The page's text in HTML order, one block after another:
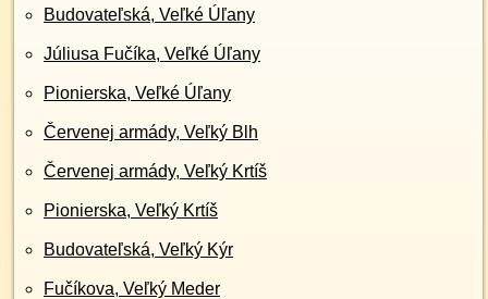
Budovateľská, Veľké Úľany
Júliusa Fučíka, Veľké Úľany
Pionierska, Veľké Úľany
Červenej armády, Veľký Blh
Červenej armády, Veľký Krtíš
Pionierska, Veľký Krtíš
Budovateľská, Veľký Kýr
Fučíkova, Veľký Meder